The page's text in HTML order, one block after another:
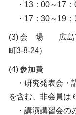
・13：00～17：
・17：30～19
(3) 会 場 広島市
町3-8-24）
(4) 参加費
・研究発表会・
を含む、非会員は
・講演講習会